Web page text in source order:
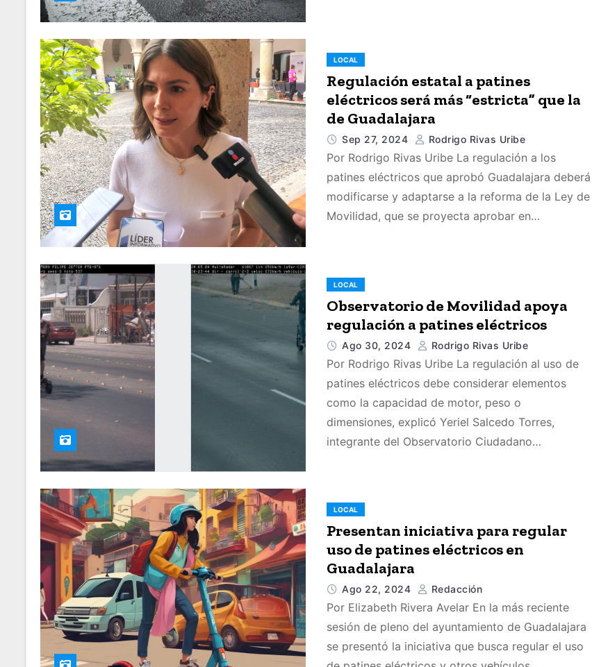
LOCAL
Regulación estatal a patines
eléctricos será más “estricta” que la
de Guadalajara
Sep 27, 2024 Rodrigo Rivas Uribe
Por Rodrigo Rivas Uribe La regulación a los
patines eléctricos que aprobó Guadalajara deberá
modificarse y adaptarse a la reforma de la Ley de
Movilidad, que se proyecta aprobar en…
LOCAL
Observatorio de Movilidad apoya
regulación a patines eléctricos
Ago 30, 2024 Rodrigo Rivas Uribe
Por Rodrigo Rivas Uribe La regulación al uso de
patines eléctricos debe considerar elementos
como la capacidad de motor, peso o
dimensiones, explicó Yeriel Salcedo Torres,
integrante del Observatorio Ciudadano…
LOCAL
Presentan iniciativa para regular
uso de patines eléctricos en
Guadalajara
Ago 22, 2024 Redacción
Por Elizabeth Rivera Avelar En la más reciente
sesión de pleno del ayuntamiento de Guadalajara
se presentó la iniciativa que busca regular el uso